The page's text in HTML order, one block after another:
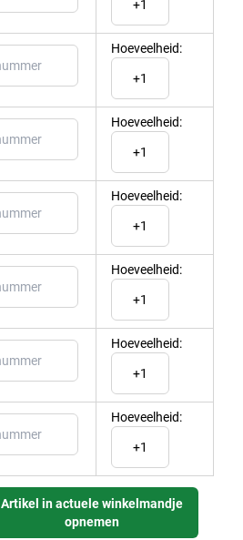
Hoeveelheid:
Hoeveelheid:
Hoeveelheid:
Hoeveelheid:
Hoeveelheid:
Hoeveelheid:
Artikel in actuele winkelmandje
opnemen